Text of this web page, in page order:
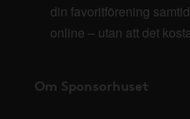
din favoritförening
online – utan att det
Om Sponsorhuset